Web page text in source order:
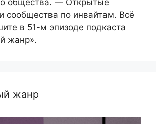
общества. — Открытые
сообщества по инвайтам. Всё
в 51-м эпизоде подкаста
жанр».
жанр